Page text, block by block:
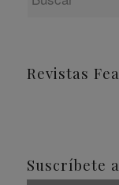
Revistas
Suscríbete